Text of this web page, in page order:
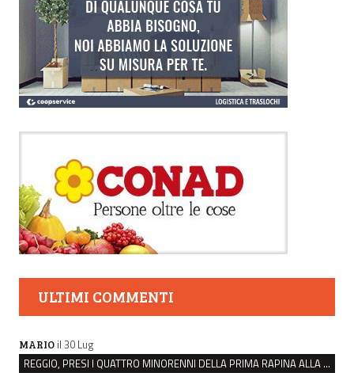
ULTIMI COMMENTI
MARIO il 30 Lug
REGGIO, PRESI I QUATTRO MINORENNI DELLA PRIMA RAPINA ALLA FARMACIA DI COVIOLO